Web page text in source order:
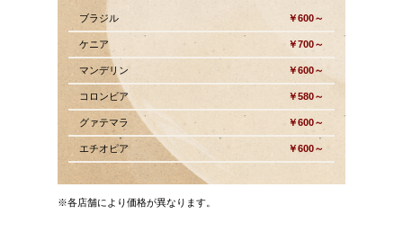
ブラジル ￥600～
ケニア ￥700～
マンデリン ￥600～
コロンビア ￥580～
グァテマラ ￥600～
エチオピア ￥600～
※各店舗により価格が異なります。